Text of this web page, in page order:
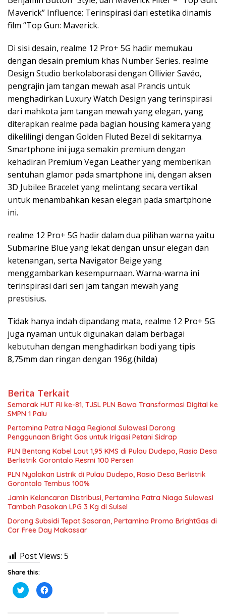
Maverick” Influence: Terinspirasi dari estetika dinamis
film “Top Gun: Maverick.
Di sisi desain, realme 12 Pro+ 5G hadir memukau
dengan desain premium khas Number Series. realme
Design Studio berkolaborasi dengan Ollivier Savéo,
pengrajin jam tangan mewah asal Prancis untuk
menghadirkan Luxury Watch Design yang terinspirasi
dari mahkota jam tangan mewah yang elegan, yang
diterapkan realme pada bagian housing kamera yang
dikelilingi dengan Golden Fluted Bezel di sekitarnya.
Smartphone ini juga semakin premium dengan
kehadiran Premium Vegan Leather yang memberikan
sentuhan glamor pada smartphone ini, dengan aksen
3D Jubilee Bracelet yang melintang secara vertikal
untuk menambahkan kesan elegan pada smartphone
ini.
realme 12 Pro+ 5G hadir dalam dua pilihan warna yaitu
Submarine Blue yang lekat dengan unsur elegan dan
ketenangan, serta Navigator Beige yang
menggambarkan kesempurnaan. Warna-warna ini
terinspirasi dari seri jam tangan mewah yang
prestisius.
Tidak hanya indah dipandang mata, realme 12 Pro+ 5G
juga nyaman untuk digunakan dalam berbagai
kebutuhan dengan menghadirkan bodi yang tipis
8,75mm dan ringan dengan 196g.(hilda)
Berita Terkait
Semarak HUT RI ke-81, TJSL PLN Bawa Transformasi Digital ke
SMPN 1 Palu
Pertamina Patra Niaga Regional Sulawesi Dorong
Penggunaan Bright Gas untuk Irigasi Petani Sidrap
PLN Bentang Kabel Laut 1,95 KMS di Pulau Dudepo, Rasio Desa
Berlistrik Gorontalo Resmi 100 Persen
PLN Nyalakan Listrik di Pulau Dudepo, Rasio Desa Berlistrik
Gorontalo Tembus 100%
Jamin Kelancaran Distribusi, Pertamina Patra Niaga Sulawesi
Tambah Pasokan LPG 3 Kg di Sulsel
Dorong Subsidi Tepat Sasaran, Pertamina Promo BrightGas di
Car Free Day Makassar
Post Views: 5
Share this:
K
l
K
l